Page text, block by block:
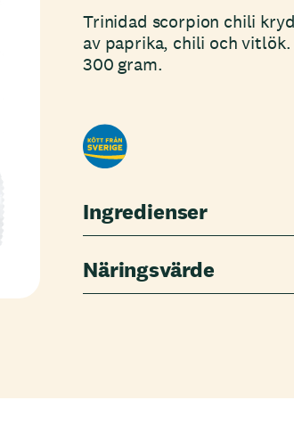
Trinidad scorpion chili
av paprika, chili och
300 gram.
Ingredienser
Näringsvärde